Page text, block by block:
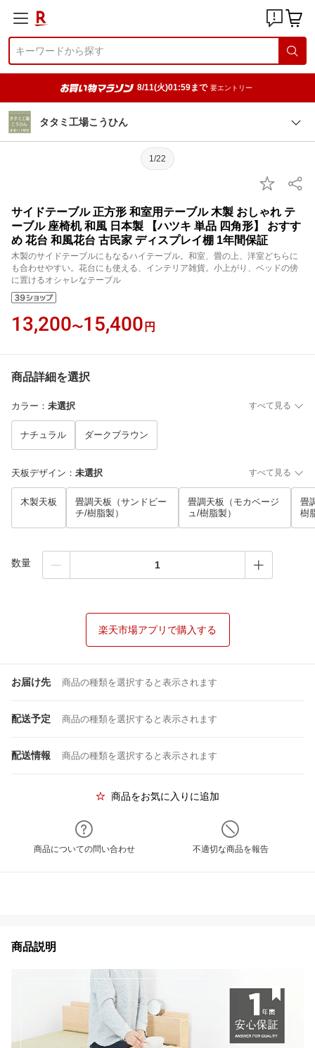
8/11(火)01:59まで 要エントリー
タタミ工場こうひん
1/22
サイドテーブル 正方形 和室用テーブル 木製 おしゃれ テ
ーブル 座椅机 和風 日本製 【ハツキ 単品 四角形】 おすす
め 花台 和風花台 古民家 ディスプレイ棚 1年間保証
木製のサイドテーブルにもなるハイテーブル。和室、畳の上、洋室どちらに
も合わせやすい。花台にも使える、インテリア雑貨。小上がり、ベッドの傍
に置けるオシャレなテーブル
13,200〜15,400 円
商品詳細を選択
カラー ： 未選択 すべて見る
ナチュラル ダークブラウン
天板デザイン ： 未選択 すべて見る
木製天板
畳調天板（サンドビー
チ/樹脂製）
畳調天板（モカベージ
ュ/樹脂製）
畳
樹
数量
楽天市場アプリで購入する
お届け先 商品の種類を選択すると表示されます
配送予定 商品の種類を選択すると表示されます
配送情報 商品の種類を選択すると表示されます
商品をお気に入りに追加
商品についての問い合わせ 不適切な商品を報告
商品説明